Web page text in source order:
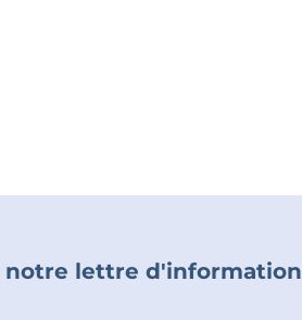
lettre d'information